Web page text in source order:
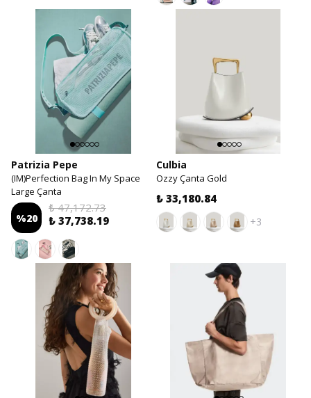
Patrizia Pepe
(IM)Perfection Bag In My Space
Large Çanta
%20
₺ 47,172.73
₺ 37,738.19
Culbia
Ozzy Çanta Gold
₺ 33,180.84
+3